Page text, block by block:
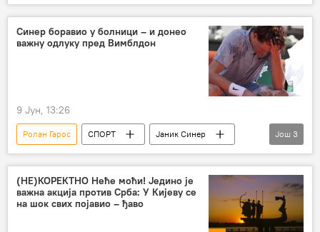
Вимблдон
Синер боравио у болници – и донео
важну одлуку пред Вимблдон
9 Јун, 13:26
Ролан Гарос СПОРТ
Јаник Синер
Вимблдон
Спорт Тенис
Још 3
(НЕ)КОРЕКТНО Неће моћи! Једино је
важна акција против Срба: У Кијеву се
на шок свих појавио – ђаво